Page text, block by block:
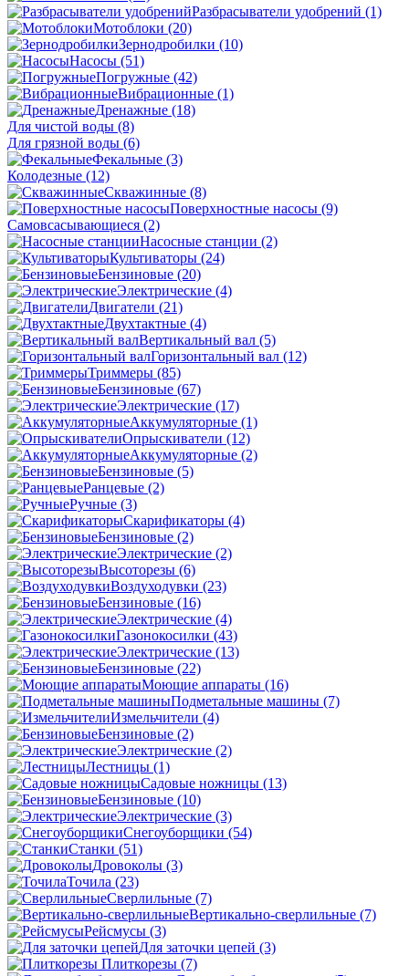
Разбрасыватели удобрений (1)
Мотоблоки (20)
Зернодробилки (10)
Насосы (51)
Погружные (42)
Вибрационные (1)
Дренажные (18)
Для чистой воды (8)
Для грязной воды (6)
Фекальные (3)
Колодезные (12)
Скважинные (8)
Поверхностные насосы (9)
Самовсасывающиеся (2)
Насосные станции (2)
Культиваторы (24)
Бензиновые (20)
Электрические (4)
Двигатели (21)
Двухтактные (4)
Вертикальный вал (5)
Горизонтальный вал (12)
Триммеры (85)
Бензиновые (67)
Электрические (17)
Аккумуляторные (1)
Опрыскиватели (12)
Аккумуляторные (2)
Бензиновые (5)
Ранцевые (2)
Ручные (3)
Скарификаторы (4)
Бензиновые (2)
Электрические (2)
Высоторезы (6)
Воздуходувки (23)
Бензиновые (16)
Электрические (4)
Газонокосилки (43)
Электрические (13)
Бензиновые (22)
Моющие аппараты (16)
Подметальные машины (7)
Измельчители (4)
Бензиновые (2)
Электрические (2)
Лестницы (1)
Садовые ножницы (13)
Бензиновые (10)
Электрические (3)
Снегоуборщики (54)
Станки (51)
Дровоколы (3)
Точила (23)
Сверлильные (7)
Вертикально-сверлильные (7)
Рейсмусы (3)
Для заточки цепей (3)
Плиткорезы (7)